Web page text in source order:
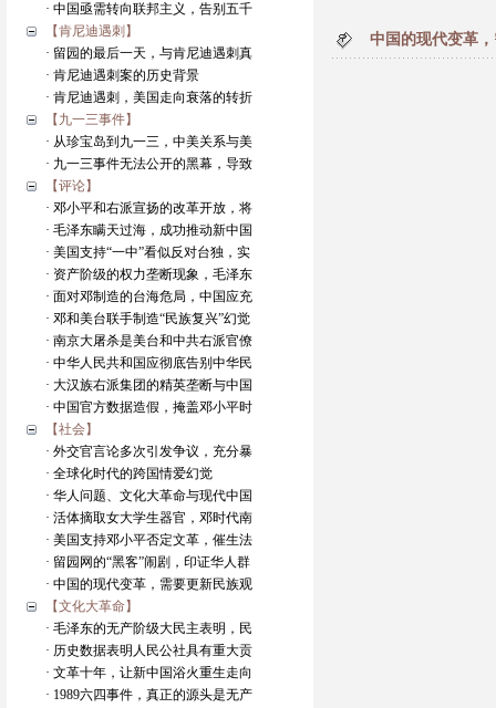
· 中国亟需转向联邦主义，告别五千
【肯尼迪遇刺】
· 留园的最后一天，与肯尼迪遇刺真
· 肯尼迪遇刺案的历史背景
· 肯尼迪遇刺，美国走向衰落的转折
【九一三事件】
· 从珍宝岛到九一三，中美关系与美
· 九一三事件无法公开的黑幕，导致
【评论】
· 邓小平和右派宣扬的改革开放，将
· 毛泽东瞒天过海，成功推动新中国
· 美国支持“一中”看似反对台独，实
· 资产阶级的权力垄断现象，毛泽东
· 面对邓制造的台海危局，中国应充
· 邓和美台联手制造“民族复兴”幻觉
· 南京大屠杀是美台和中共右派官僚
· 中华人民共和国应彻底告别中华民
· 大汉族右派集团的精英垄断与中国
· 中国官方数据造假，掩盖邓小平时
【社会】
· 外交官言论多次引发争议，充分暴
· 全球化时代的跨国情爱幻觉
· 华人问题、文化大革命与现代中国
· 活体摘取女大学生器官，邓时代南
· 美国支持邓小平否定文革，催生法
· 留园网的“黑客”闹剧，印证华人群
· 中国的现代变革，需要更新民族观
【文化大革命】
· 毛泽东的无产阶级大民主表明，民
· 历史数据表明人民公社具有重大贡
· 文革十年，让新中国浴火重生走向
· 1989六四事件，真正的源头是无产
中国的现代变革